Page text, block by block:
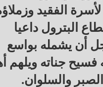
الفقيد
البترول داعيا
أن يشمله بواسع
جناته ويلهم
والسلوان.